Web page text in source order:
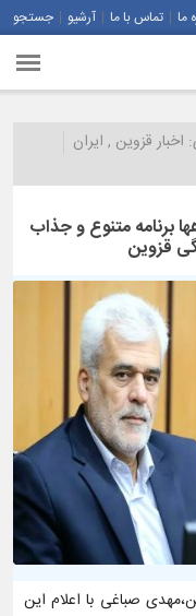
ما تماس با ما آرشیو جستجو
اخبار قزوین , ایران
برنامه متنوع و جذاب
قزوین
صباغی با اعلام این